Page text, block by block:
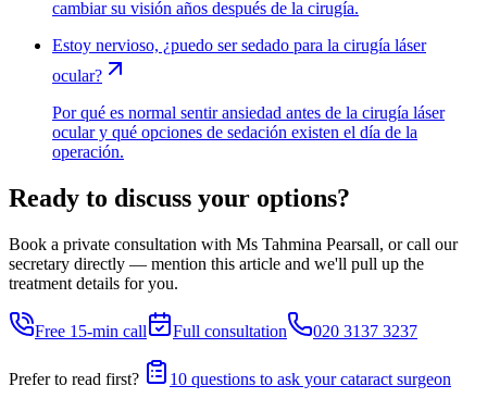
cambiar su visión años después de la cirugía.
Estoy nervioso, ¿puedo ser sedado para la cirugía láser
ocular?
Por qué es normal sentir ansiedad antes de la cirugía láser
ocular y qué opciones de sedación existen el día de la
operación.
Ready to discuss your options?
Book a private consultation with Ms Tahmina Pearsall, or call our
secretary directly — mention this article and we'll pull up the
treatment details for you.
Free 15-min call Full consultation 020 3137 3237
Prefer to read first?
10 questions to ask your cataract surgeon